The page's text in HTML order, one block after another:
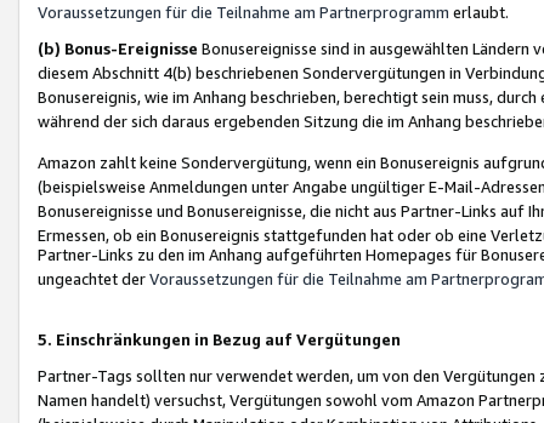
Voraussetzungen für die Teilnahme am Partnerprogramm erlaubt.
(b) Bonus-Ereignisse Bonusereignisse sind in ausgewählten Ländern
diesem Abschnitt 4(b) beschriebenen Sondervergütungen in
Bonusereignis, wie im Anhang beschrieben, berechtigt sein muss,
während der sich daraus ergebenden Sitzung die im Anhang
Amazon zahlt keine Sondervergütung, wenn ein Bonusereignis
(beispielsweise Anmeldungen unter Angabe ungültiger E-Mail-
Bonusereignisse und Bonusereignisse, die nicht aus Partner-Links auf
Ermessen, ob ein Bonusereignis stattgefunden hat oder ob eine
Partner-Links zu den im Anhang aufgeführten Homepages für
ungeachtet derVoraussetzungen für die Teilnahme am
5. Einschränkungen in Bezug auf Vergütungen
Partner-Tags sollten nur verwendet werden, um von den
Namen handelt) versuchst, Vergütungen sowohl vom Amazon